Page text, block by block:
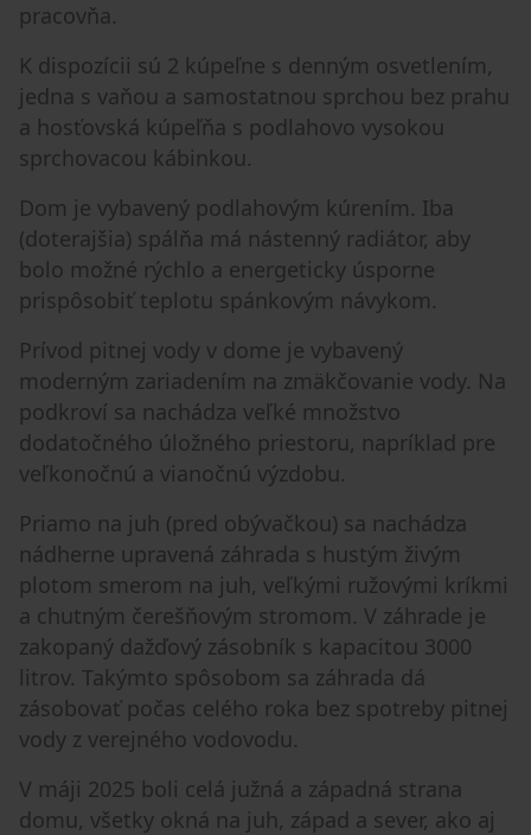
pracovňa.
K dispozícii sú 2 kúpeľne s denným osvetlením,
jedna s vaňou a samostatnou sprchou bez prahu
a hosťovská kúpeľňa s podlahovo vysokou
sprchovacou kábinkou.
Dom je vybavený podlahovým kúrením. Iba
(doterajšia) spálňa má nástenný radiátor, aby
bolo možné rýchlo a energeticky úsporne
prispôsobiť teplotu spánkovým návykom.
Prívod pitnej vody v dome je vybavený
moderným zariadením na zmäkčovanie vody. Na
podkroví sa nachádza veľké množstvo
dodatočného úložného priestoru, napríklad pre
veľkonočnú a vianočnú výzdobu.
Priamo na juh (pred obývačkou) sa nachádza
nádherne upravená záhrada s hustým živým
plotom smerom na juh, veľkými ružovými kríkmi
a chutným čerešňovým stromom. V záhrade je
zakopaný dažďový zásobník s kapacitou 3000
litrov. Takýmto spôsobom sa záhrada dá
zásobovať počas celého roka bez spotreby pitnej
vody z verejného vodovodu.
V máji 2025 boli celá južná a západná strana
domu, všetky okná na juh, západ a sever, ako aj